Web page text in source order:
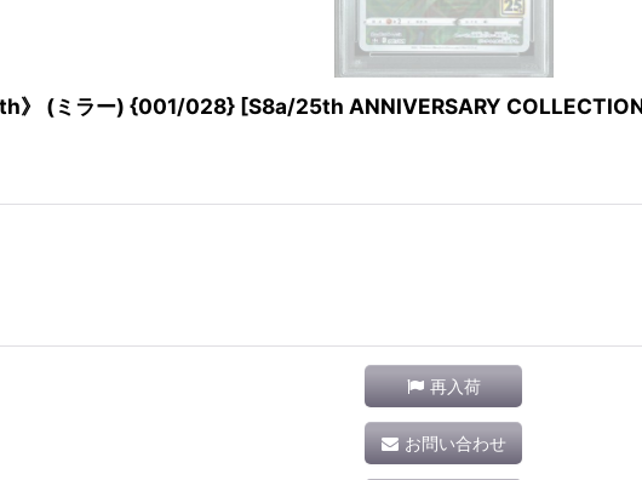
》 (ミラー) {001/028} [S8a/25th ANNIVERSARY
再入荷
お問い合わせ